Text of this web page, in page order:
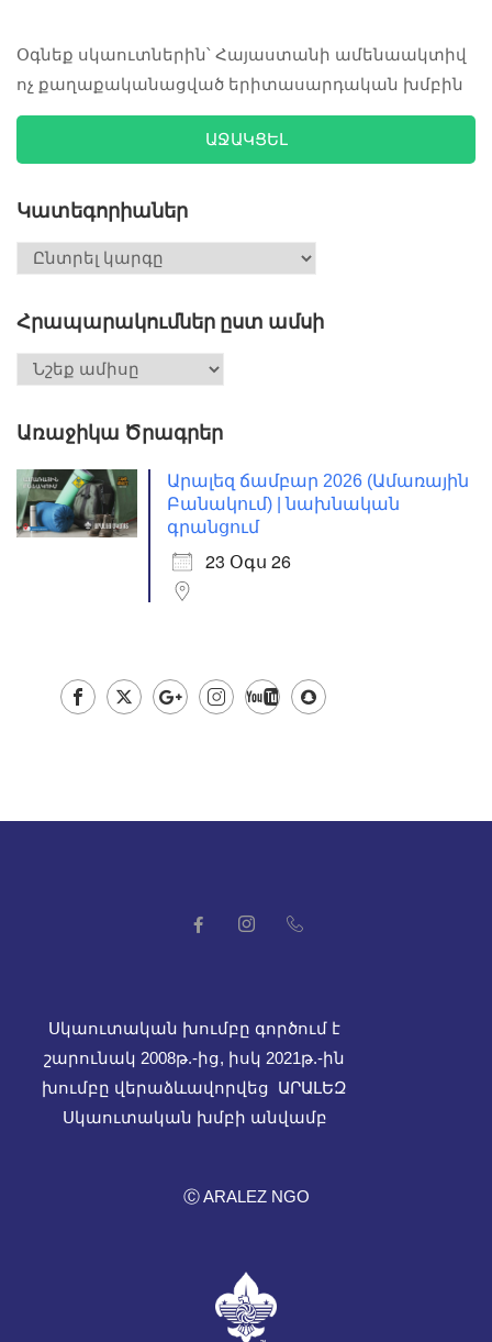
Օգնեք սկաուտներին՝ Հայաստանի ամենաակտիվ
ոչ քաղաքականացված երիտասարդական խմբին
ԱՋԱԿՑԵԼ
Կատեգորիաներ
Հրապարակումներ ըստ ամսի
Առաջիկա Ծրագրեր
Արալեզ ճամբար 2026 (Ամառային
Բանակում) | նախնական
գրանցում
23 Օգս 26
Սկաուտական խումբը գործում է
շարունակ 2008թ.-ից, իսկ 2021թ.-ին
խումբը վերաձևավորվեց ԱՐԱԼԵԶ
Սկաուտական խմբի անվամբ
Ⓒ ARALEZ NGO